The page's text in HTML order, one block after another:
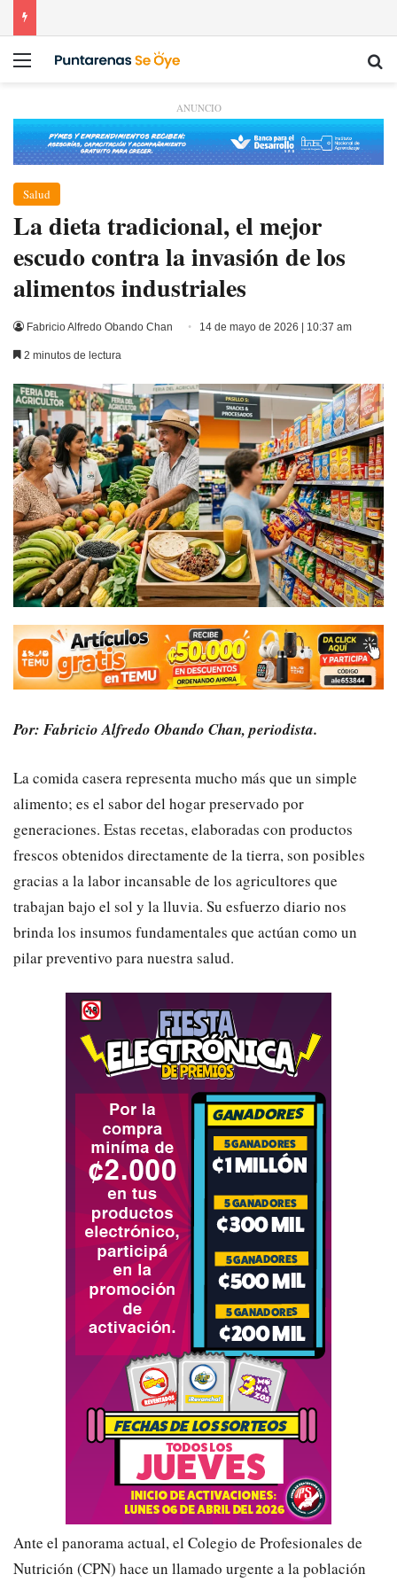
Menú
ANUNCIO
Salud
La dieta tradicional, el mejor
escudo contra la invasión de los
alimentos industriales
Fabricio Alfredo Obando Chan 14 de mayo de 2026 | 10:37 am
2 minutos de lectura
Por: Fabricio Alfredo Obando Chan, periodista.
La comida casera representa mucho más que un simple
alimento; es el sabor del hogar preservado por
generaciones. Estas recetas, elaboradas con productos
frescos obtenidos directamente de la tierra, son posibles
gracias a la labor incansable de los agricultores que
trabajan bajo el sol y la lluvia. Su esfuerzo diario nos
brinda los insumos fundamentales que actúan como un
pilar preventivo para nuestra salud.
​Ante el panorama actual, el Colegio de Profesionales de
Nutrición (CPN) hace un llamado urgente a la población